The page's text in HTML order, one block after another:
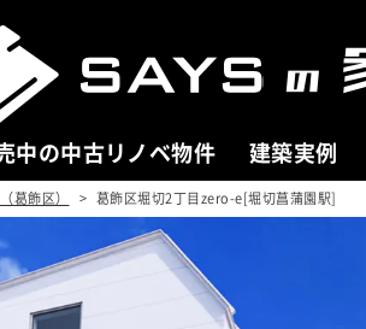
中の中古リノベ物件 建築実例
葛飾区） 葛飾区堀切2丁目zero-e[堀切菖蒲園駅]